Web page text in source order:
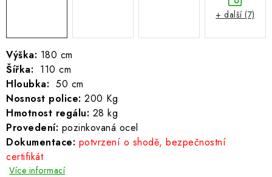
NAPIŠTE NÁM
KONTAKTY
BLOG
Kontakty Hodnocení obchodu
Reklamace zboží
Odstoupení od kupní smlouvy
Výška: 180 cm
Šířka: 110 cm
Hloubka: 50 cm
Nosnost police: 200 Kg
Hmotnost regálu: 28 kg
Provedení: pozinkovaná ocel
Dokumentace: potvrzení o shodě, bezpečnostní
certifikát
Více informací
+ další (7)